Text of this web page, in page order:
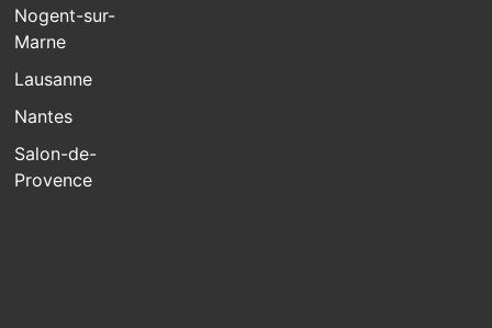
Nogent-sur-
Marne
Lausanne
Nantes
Salon-de-
Provence